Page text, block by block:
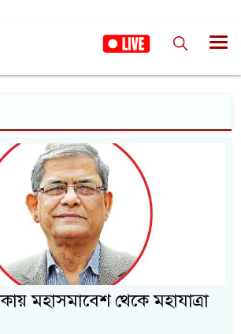
মহাসমাবেশ থেকে মহাযাত্রা